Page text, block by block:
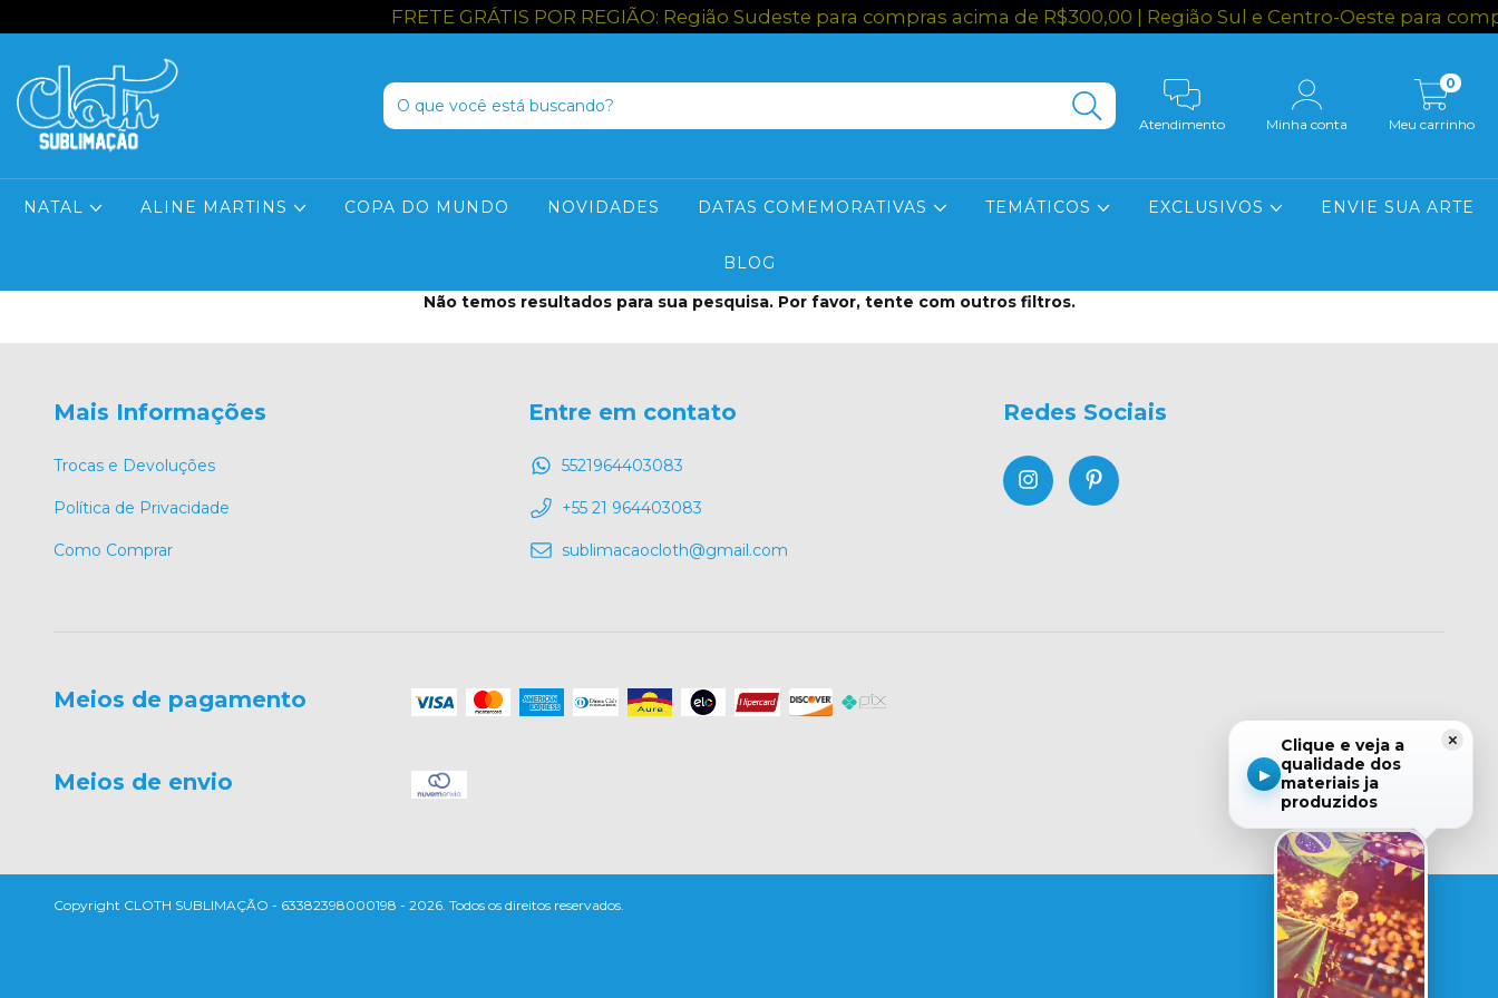
FRETE GRÁTIS POR REGIÃO: Região Sudeste para compras acima de R$300,00 | Região Sul e Centro-Oeste para
Atendimento Minha conta Meu carrinho
0
NATAL ALINE MARTINS COPA DO MUNDO NOVIDADES DATAS COMEMORATIVAS TEMÁTICOS EXCLUSIVOS ENVIE SUA ARTE
BLOG
Não temos resultados para sua pesquisa. Por favor, tente com outros filtros.
Mais Informações
Trocas e Devoluções
Política de Privacidade
Como Comprar
Entre em contato
5521964403083
+55 21 964403083
sublimacaocloth@gmail.com
Redes Sociais
Meios de pagamento
Meios de envio
Copyright CLOTH SUBLIMAÇÃO - 63382398000198 - 2026. Todos os direitos reservados.
×
▶
Clique e veja a
qualidade dos
materiais ja
produzidos